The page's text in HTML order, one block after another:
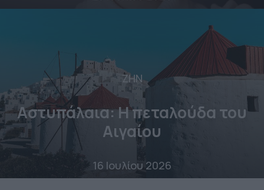
ΖΗΝ
Αστυπάλαια: Η πεταλούδα του
Αιγαίου
16 Ιουλίου 2026